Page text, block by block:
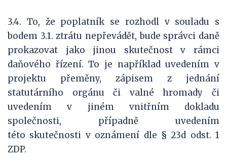
3.4. To, že poplatník se rozhodl v souladu s
bodem 3.1. ztrátu nepřevádět, bude správci daně
prokazovat jako jinou skutečnost v rámci
daňového řízení. To je například uvedením v
projektu přeměny, zápisem z jednání
statutárního orgánu či valné hromady či
uvedením v jiném vnitřním dokladu
společnosti, případně uvedením
této skutečnosti v oznámení dle § 23d odst. 1
ZDP.